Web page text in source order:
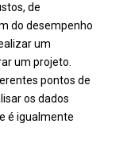
de
do desempenho
um
um projeto.
pontos de
os dados
é igualmente